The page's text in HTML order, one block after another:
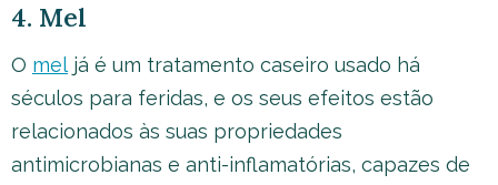
4. Mel
O mel já é um tratamento caseiro usado há
séculos para feridas, e os seus efeitos estão
relacionados às suas propriedades
antimicrobianas e anti-inflamatórias, capazes de